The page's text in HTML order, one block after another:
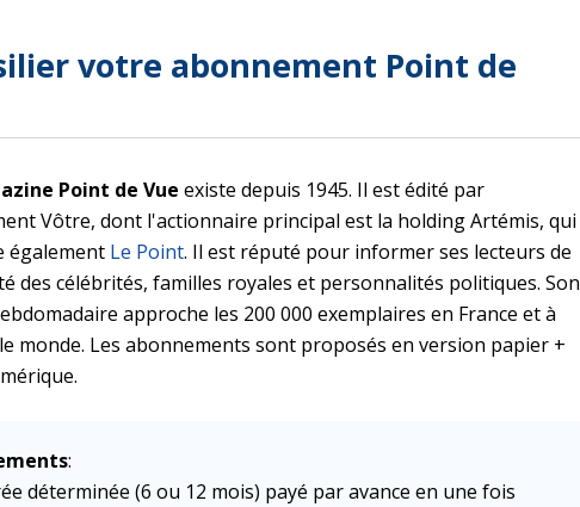
votre abonnement Point de
Point de Vue existe depuis 1945. Il est édité par
Vôtre, dont l'actionnaire principal est la holding Artémis, qui
également Le Point. Il est réputé pour informer ses lecteurs de
des célébrités, familles royales et personnalités politiques. Son
approche les 200 000 exemplaires en France et à
monde. Les abonnements sont proposés en version papier +
:
déterminée (6 ou 12 mois) payé par avance en une fois